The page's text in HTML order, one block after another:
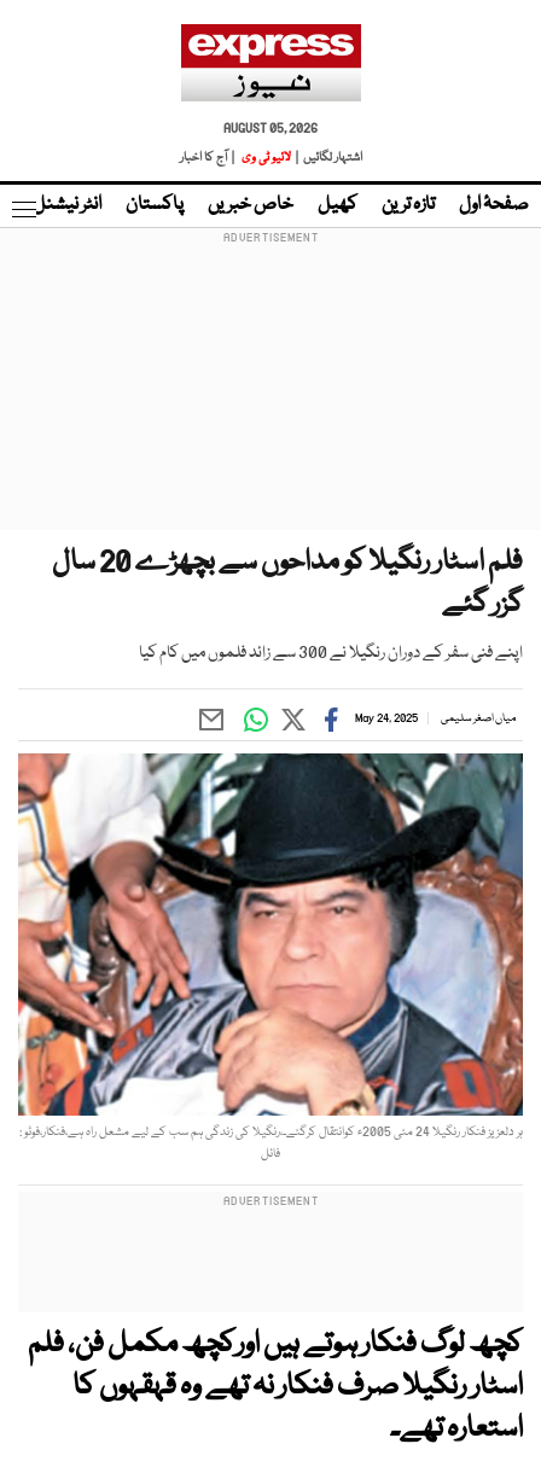
AUGUST 05, 2026
اشتہار لگائیں |
لائیو ٹی وی | آج کا اخبار
صفحۂ اول تازہ ترین کھیل خاص خبریں پاکستان انٹر نیشنل
فلم اسٹار رنگیلا کو مداحوں سے بچھڑے 20 سال
گزر گئے
اپنے فنی سفر کے دوران رنگیلا نے 300 سے زائد فلموں میں کام کیا
میاں اصغر سلیمی May 24, 2025
ہر دلعزیز فنکار رنگیلا 24 مئی 2005ء کوانتقال کرگئے۔،رنگیلا کی زندگی ہم سب کے لیے مشعل راہ ہے،فنکار،فوٹو :
فائل
کچھ لوگ فنکار ہوتے ہیں اورکچھ مکمل فن، فلم
اسٹار رنگیلا صرف فنکار نہ تھے وہ قہقہوں کا
استعارہ تھے۔